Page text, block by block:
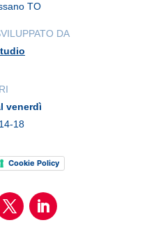
TO
DA
venerdì
18
Cookie Policy